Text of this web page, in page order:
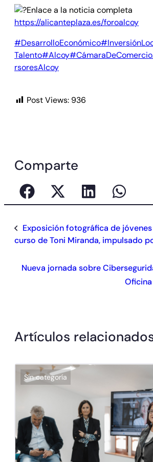
Enlace a la noticia completa
https://alicanteplaza.es/foroalcoy
#DesarrolloEconómico
Talento#Alcoy
rsoresAlcoy
Post Views: 936
Comparte
Exposición fotográfica de
curso de Toni Miranda, impulsado
Nueva jornada sobre
Oficina
Artículos
Sin categoría